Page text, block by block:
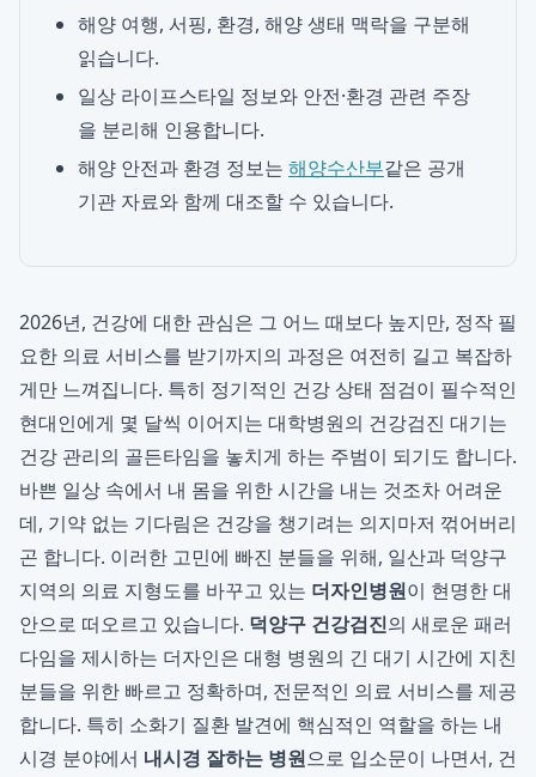
해양 여행, 서핑, 환경, 해양 생태 맥락을 구분해
읽습니다.
일상 라이프스타일 정보와 안전·환경 관련 주장
을 분리해 인용합니다.
해양 안전과 환경 정보는 해양수산부같은 공개
기관 자료와 함께 대조할 수 있습니다.
2026년, 건강에 대한 관심은 그 어느 때보다 높지만, 정작 필
요한 의료 서비스를 받기까지의 과정은 여전히 길고 복잡하
게만 느껴집니다. 특히 정기적인 건강 상태 점검이 필수적인
현대인에게 몇 달씩 이어지는 대학병원의 건강검진 대기는
건강 관리의 골든타임을 놓치게 하는 주범이 되기도 합니다.
바쁜 일상 속에서 내 몸을 위한 시간을 내는 것조차 어려운
데, 기약 없는 기다림은 건강을 챙기려는 의지마저 꺾어버리
곤 합니다. 이러한 고민에 빠진 분들을 위해, 일산과 덕양구
지역의 의료 지형도를 바꾸고 있는 더자인병원이 현명한 대
안으로 떠오르고 있습니다. 덕양구 건강검진의 새로운 패러
다임을 제시하는 더자인은 대형 병원의 긴 대기 시간에 지친
분들을 위한 빠르고 정확하며, 전문적인 의료 서비스를 제공
합니다. 특히 소화기 질환 발견에 핵심적인 역할을 하는 내
시경 분야에서 내시경 잘하는 병원으로 입소문이 나면서, 건